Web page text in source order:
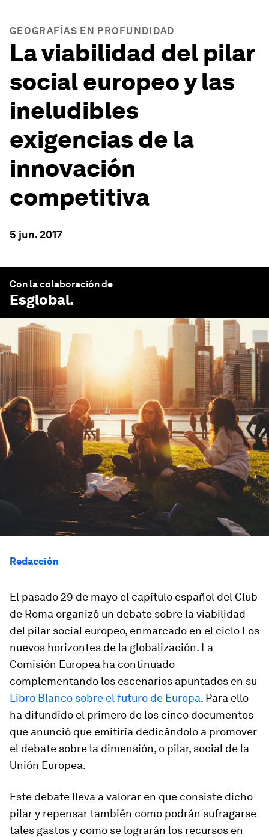
GEOGRAFÍAS EN PROFUNDIDAD
La viabilidad del pilar
social europeo y las
ineludibles
exigencias de la
innovación
competitiva
5 jun. 2017
Con la colaboración de
Esglobal.
Redacción
El pasado 29 de mayo el capítulo español del Club
de Roma organizó un debate sobre la viabilidad
del pilar social europeo, enmarcado en el ciclo Los
nuevos horizontes de la globalización. La
Comisión Europea ha continuado
complementando los escenarios apuntados en su
Libro Blanco sobre el futuro de Europa. Para ello
ha difundido el primero de los cinco documentos
que anunció que emitiría dedicándolo a promover
el debate sobre la dimensión, o pilar, social de la
Unión Europea.
Este debate lleva a valorar en que consiste dicho
pilar y repensar también como podrán sufragarse
tales gastos y como se lograrán los recursos en